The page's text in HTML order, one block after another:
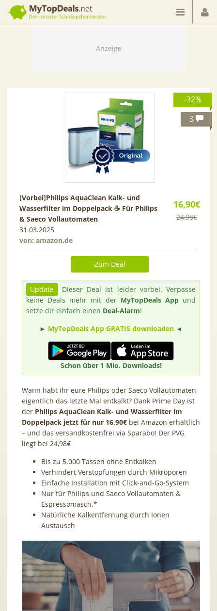
Dein smarter Schnäppchenberater
-32%
3
16,90€
24,98€
[Vorbei]Philips AquaClean Kalk- und
Wasserfilter im Doppelpack ☕️ Für Philips
& Saeco Vollautomaten
31.03.2025
von: amazon.de
Zum Deal
Update
Dieser Deal ist leider vorbei. Verpasse
keine Deals mehr mit der MyTopDeals Appund
setze dir einfach einen Deal-Alarm!
► MyTopDeals App GRATIS downloaden ◄
Schon über 1 Mio. Downloads!
Wann habt ihr eure Philips oder Saeco Vollautomaten
eigentlich das letzte Mal entkalkt? Dank Prime Day ist
der Philips AquaClean Kalk- und Wasserfilter im
Doppelpack jetzt für nur 16,90€ bei Amazon erhältlich
– und das versandkostenfrei via Sparabo! Der PVG
liegt bei 24,98€
Bis zu 5.000 Tassen ohne Entkalken
Verhindert Verstopfungen durch Mikroporen
Einfache Installation mit Click-and-Go-System
Nur für Philips und Saeco Vollautomaten &
Espressomasch.*
Natürliche Kalkentfernung durch Ionen
Austausch